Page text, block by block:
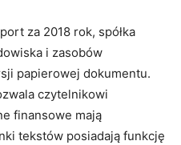
za 2018 rok, spółka
i zasobów
papierowej dokumentu.
czytelnikowi
finansowe mają
tekstów posiadają funkcję